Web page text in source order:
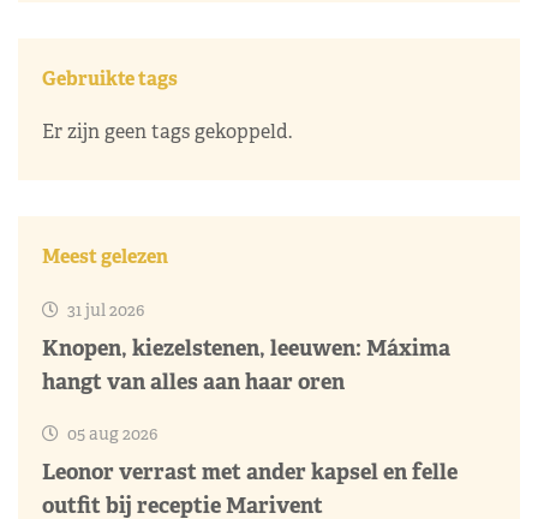
Gebruikte tags
Er zijn geen tags gekoppeld.
Meest gelezen
31 jul 2026
Knopen, kiezelstenen, leeuwen: Máxima
hangt van alles aan haar oren
05 aug 2026
Leonor verrast met ander kapsel en felle
outfit bij receptie Marivent